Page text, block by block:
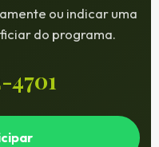
ou indicar uma
do programa.
4701